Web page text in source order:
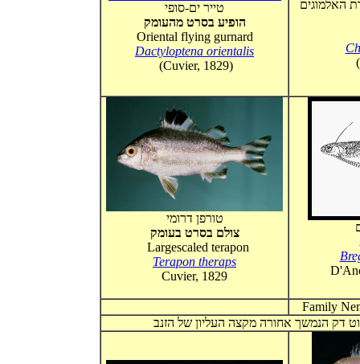
טייר ים-סופי
הופיע בסרט מהעומק
Oriental flying gurnard
Dactyloptena orientalis
(Cuvier, 1829)
טורפן דרומי
צולם בסרט בעומק
Largescaled terapon
Terapon theraps
Cuvier, 1829
דק הנמשך אחורה מקצה העליון של הזנב